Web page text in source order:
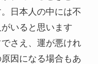
日本人の中には不
いると思います
さえ、運が悪けれ
因になる場合もあ